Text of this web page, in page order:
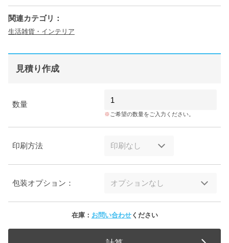
関連カテゴリ：
生活雑貨・インテリア
見積り作成
数量
ご希望の数量をご入力ください。
印刷方法
包装オプション：
在庫： お問い合わせください